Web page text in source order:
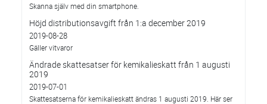
Skanna själv med din smartphone.
Höjd distributionsavgift från 1:a december 2019
2019-08-28
Gäller vitvaror
Ändrade skattesatser för kemikalieskatt från 1 augusti
2019
2019-07-01
Skattesatserna för kemikalieskatt ändras 1 augusti 2019. Här ser